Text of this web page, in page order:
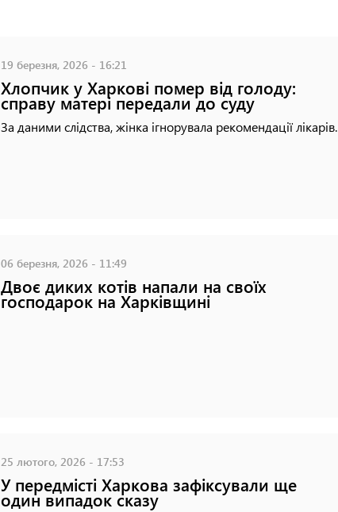
19 березня, 2026 - 16:21
Хлопчик у Харкові помер від голоду:
справу матері передали до суду
За даними слідства, жінка ігнорувала рекомендації лікарів.
06 березня, 2026 - 11:49
Двоє диких котів напали на своїх
господарок на Харківщині
25 лютого, 2026 - 17:53
У передмісті Харкова зафіксували ще
один випадок сказу